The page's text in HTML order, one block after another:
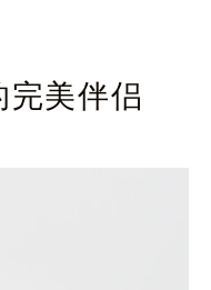
美伴侣